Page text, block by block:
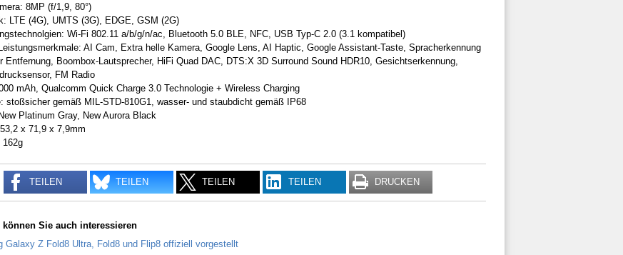
8MP (f/1,9, 80°)
LTE (4G), UMTS (3G), EDGE, GSM (2G)
Wi-Fi 802.11 a/b/g/n/ac, Bluetooth 5.0 BLE, NFC, USB Typ-C 2.0 (3.1 kompatibel)
AI Cam, Extra helle Kamera, Google Lens, AI Haptic, Google Assistant-Taste, Spracherkennung
Entfernung, Boombox-Lautsprecher, HiFi Quad DAC, DTS:X 3D Surround Sound HDR10, Gesichtserkennung,
FM Radio
mAh, Qualcomm Quick Charge 3.0 Technologie + Wireless Charging
stoßsicher gemäß MIL-STD-810G1, wasser- und staubdicht gemäß IP68
Platinum Gray, New Aurora Black
x 71,9 x 7,9mm
162g
TEILEN TEILEN TEILEN TEILEN DRUCKEN
können Sie auch interessieren
Galaxy Z Fold8 Ultra, Fold8 und Flip8 offiziell vorgestellt